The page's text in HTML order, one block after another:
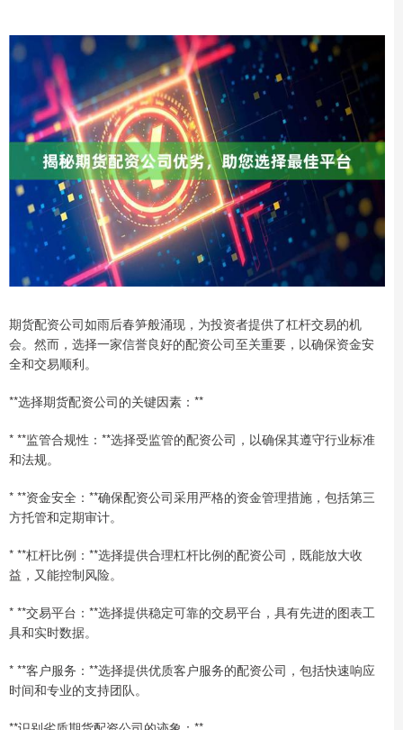
期货配资公司如雨后春笋般涌现，为投资者提供了杠杆交易的机
会。然而，选择一家信誉良好的配资公司至关重要，以确保资金安
全和交易顺利。
**选择期货配资公司的关键因素：**
* **监管合规性：**选择受监管的配资公司，以确保其遵守行业标准
和法规。
* **资金安全：**确保配资公司采用严格的资金管理措施，包括第三
方托管和定期审计。
* **杠杆比例：**选择提供合理杠杆比例的配资公司，既能放大收
益，又能控制风险。
* **交易平台：**选择提供稳定可靠的交易平台，具有先进的图表工
具和实时数据。
* **客户服务：**选择提供优质客户服务的配资公司，包括快速响应
时间和专业的支持团队。